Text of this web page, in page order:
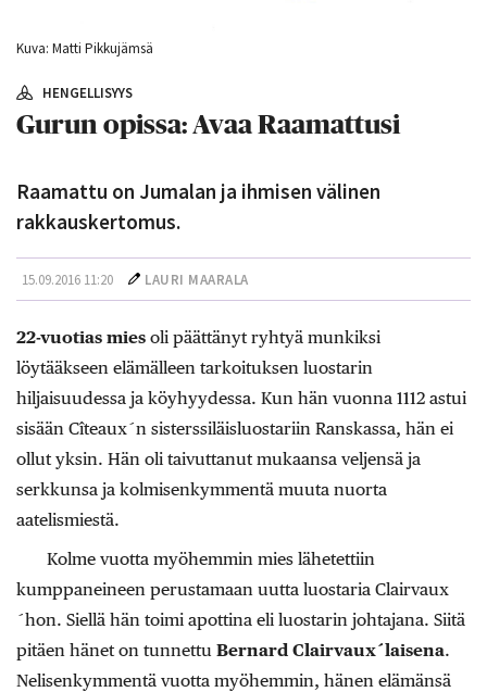
Kuva: Matti Pikkujämsä
HENGELLISYYS
Gurun opissa: Avaa Raamattusi
Raamattu on Jumalan ja ihmisen välinen
rakkauskertomus.
15.09.2016 11:20 LAURI MAARALA
22-vuotias mies oli päättänyt ryhtyä munkiksi
löytääkseen elämälleen tarkoituksen luostarin
hiljaisuudessa ja köyhyydessa. Kun hän vuonna 1112 astui
sisään Cîteaux´n sisterssiläisluostariin Ranskassa, hän ei
ollut yksin. Hän oli taivuttanut mukaansa veljensä ja
serkkunsa ja kolmisenkymmentä muuta nuorta
aatelismiestä.
Kolme vuotta myöhemmin mies lähetettiin
kumppaneineen perustamaan uutta luostaria Clairvaux
´hon. Siellä hän toimi apottina eli luostarin johtajana. Siitä
pitäen hänet on tunnettu Bernard Clairvaux´laisena.
Nelisenkymmentä vuotta myöhemmin, hänen elämänsä